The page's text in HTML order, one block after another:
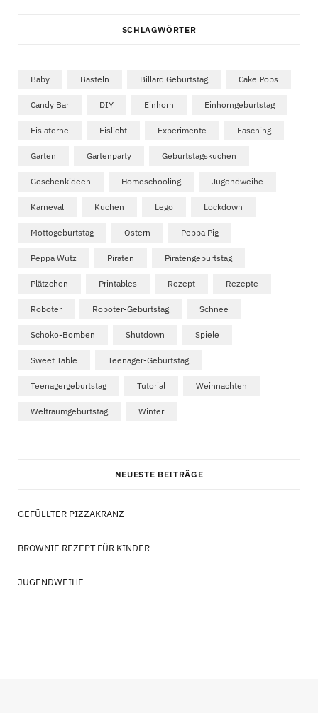
SCHLAGWÖRTER
Baby Basteln Billard Geburtstag Cake Pops
Candy Bar DIY Einhorn Einhorngeburtstag
Eislaterne Eislicht Experimente Fasching
Garten Gartenparty Geburtstagskuchen
Geschenkideen Homeschooling Jugendweihe
Karneval Kuchen Lego Lockdown
Mottogeburtstag Ostern Peppa Pig
Peppa Wutz Piraten Piratengeburtstag
Plätzchen Printables Rezept Rezepte
Roboter Roboter-Geburtstag Schnee
Schoko-Bomben Shutdown Spiele
Sweet Table Teenager-Geburtstag
Teenagergeburtstag Tutorial Weihnachten
Weltraumgeburtstag Winter
NEUESTE BEITRÄGE
GEFÜLLTER PIZZAKRANZ
BROWNIE REZEPT FÜR KINDER
JUGENDWEIHE